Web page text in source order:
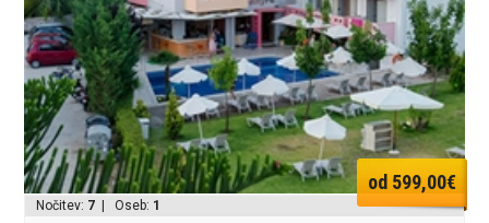
od 599,00€
Nočitev: 7 | Oseb: 1